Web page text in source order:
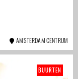
AMSTERDAM CENTRUM
BUURTEN